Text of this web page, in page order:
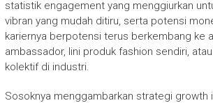
statistik engagement yang menggiurkan
vibran yang mudah ditiru, serta potensi
kariernya berpotensi terus berkembang ke
ambassador, lini produk fashion sendiri,
kolektif di industri.
Sosoknya menggambarkan strategi growth